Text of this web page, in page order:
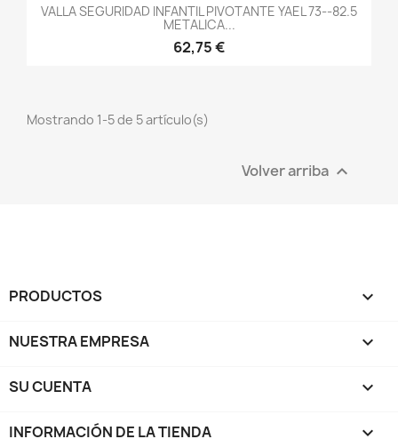
VALLA SEGURIDAD INFANTIL PIVOTANTE YAEL 73--82.5
METALICA...
62,75 €
Mostrando 1-5 de 5 artículo(s)
Volver arriba 
PRODUCTOS 
NUESTRA EMPRESA 
SU CUENTA 
INFORMACIÓN DE LA TIENDA keyboard_arrow_down